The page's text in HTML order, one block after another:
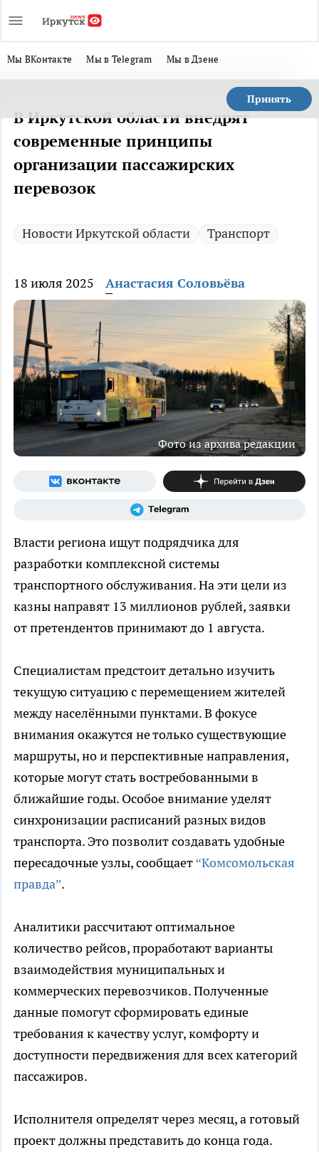
Мы ВКонтакте Мы в Telegram Мы в Дзене
Принять
В Иркутской области внедрят
современные принципы
организации пассажирских
перевозок
Новости Иркутской области Транспорт
18 июля 2025 Анастасия Соловьёва
Фото из архива редакции
Власти региона ищут подрядчика для
разработки комплексной системы
транспортного обслуживания. На эти цели из
казны направят 13 миллионов рублей, заявки
от претендентов принимают до 1 августа.
Специалистам предстоит детально изучить
текущую ситуацию с перемещением жителей
между населёнными пунктами. В фокусе
внимания окажутся не только существующие
маршруты, но и перспективные направления,
которые могут стать востребованными в
ближайшие годы. Особое внимание уделят
синхронизации расписаний разных видов
транспорта. Это позволит создавать удобные
пересадочные узлы, сообщает “Комсомольская
правда”.
Аналитики рассчитают оптимальное
количество рейсов, проработают варианты
взаимодействия муниципальных и
коммерческих перевозчиков. Полученные
данные помогут сформировать единые
требования к качеству услуг, комфорту и
доступности передвижения для всех категорий
пассажиров.
Исполнителя определят через месяц, а готовый
проект должны представить до конца года.